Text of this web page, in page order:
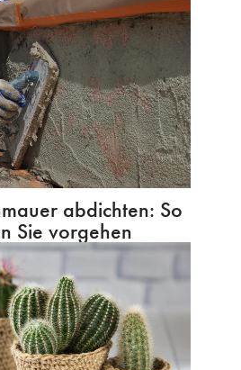
abdichten: So
Sie vorgehen